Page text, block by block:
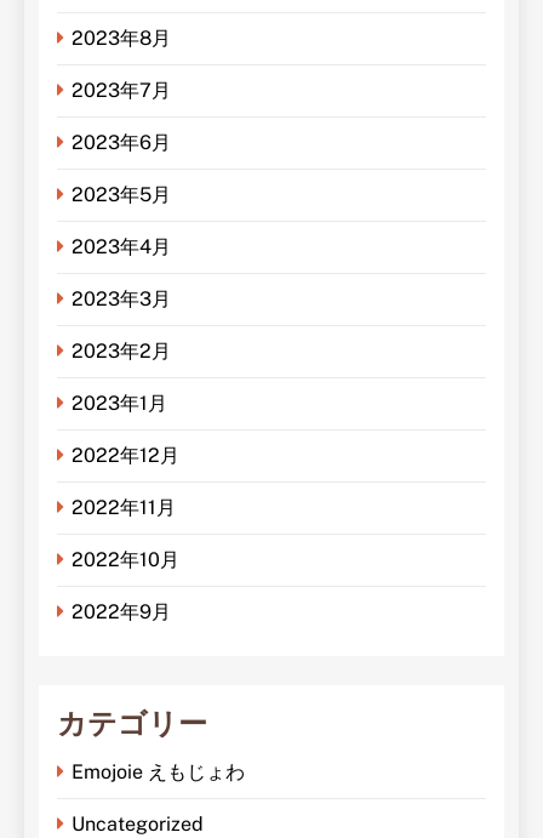
2023年8月
2023年7月
2023年6月
2023年5月
2023年4月
2023年3月
2023年2月
2023年1月
2022年12月
2022年11月
2022年10月
2022年9月
カテゴリー
Emojoie えもじょわ
Uncategorized